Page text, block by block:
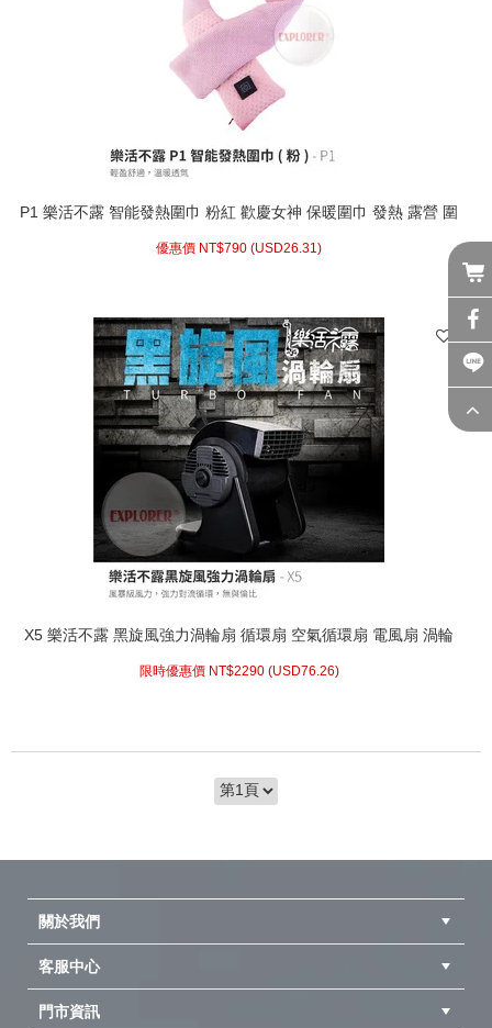
P1 樂活不露 智能發熱圍巾 粉紅 歡慶女神 保暖圍巾 發熱 露營 圍
優惠價 NT$790 (USD26.31)
X5 樂活不露 黑旋風強力渦輪扇 循環扇 空氣循環扇 電風扇 渦輪
限時優惠價 NT$2290 (USD76.26)
關於我們
客服中心
門市資訊